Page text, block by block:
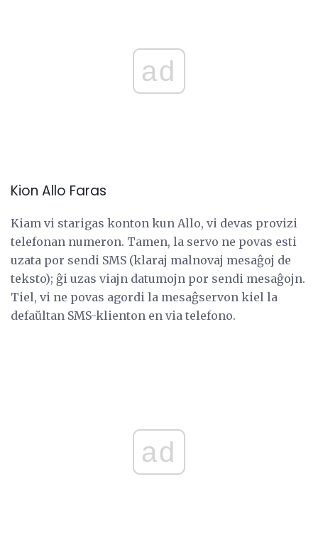
ad
Kion Allo Faras
Kiam vi starigas konton kun Allo, vi devas provizi
telefonan numeron. Tamen, la servo ne povas esti
uzata por sendi SMS (klaraj malnovaj mesaĝoj de
teksto); ĝi uzas viajn datumojn por sendi mesaĝojn.
Tiel, vi ne povas agordi la mesaĝservon kiel la
defaŭltan SMS-klienton en via telefono.
ad